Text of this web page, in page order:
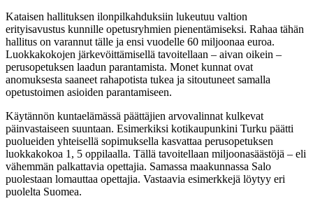
Kataisen hallituksen ilonpilkahduksiin lukeutuu valtion
erityisavustus kunnille opetusryhmien pienentämiseksi. Rahaa tähän
hallitus on varannut tälle ja ensi vuodelle 60 miljoonaa euroa.
Luokkakokojen järkevöittämisellä tavoitellaan – aivan oikein –
perusopetuksen laadun parantamista. Monet kunnat ovat
anomuksesta saaneet rahapotista tukea ja sitoutuneet samalla
opetustoimen asioiden parantamiseen.
Käytännön kuntaelämässä päättäjien arvovalinnat kulkevat
päinvastaiseen suuntaan. Esimerkiksi kotikaupunkini Turku päätti
puolueiden yhteisellä sopimuksella kasvattaa perusopetuksen
luokkakokoa 1, 5 oppilaalla. Tällä tavoitellaan miljoonasäästöjä – eli
vähemmän palkattavia opettajia. Samassa maakunnassa Salo
puolestaan lomauttaa opettajia. Vastaavia esimerkkejä löytyy eri
puolelta Suomea.